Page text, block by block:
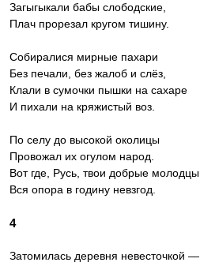
Загыгыкали бабы слободские,
Плач прорезал кругом тишину.
Собиралися мирные пахари
Без печали, без жалоб и слёз,
Клали в сумочки пышки на сахаре
И пихали на кряжистый воз.
По селу до высокой околицы
Провожал их огулом народ.
Вот где, Русь, твои добрые молодцы,
Вся опора в годину невзгод.
4
Затомилась деревня невесточкой —